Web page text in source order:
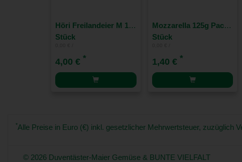
Höri Freilandeier M 10 er Pack
Stück
4,00 € *
Mozzarella 125g Packung
Stück
1,40 € *
*Alle Preise in Euro (€) inkl. gesetzlicher Mehrwertsteuer, zuzüglich
© 2026 Duventäster-Maier Gemüse & BUNTE VIELFALT